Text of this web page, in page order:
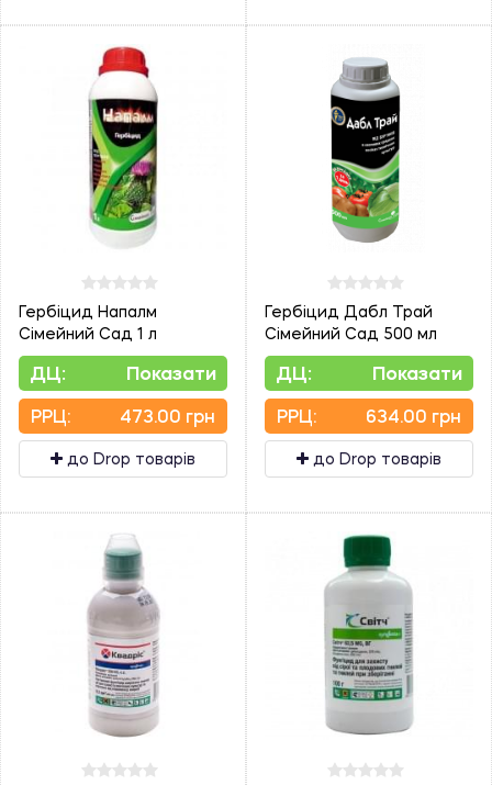
Гербіцид Напалм
Сімейний Сад 1 л
ДЦ: Показати
PPЦ: 473.00 грн
до Drop товарів
Гербіцид Дабл Трай
Сімейний Сад 500 мл
ДЦ: Показати
PPЦ: 634.00 грн
до Drop товарів